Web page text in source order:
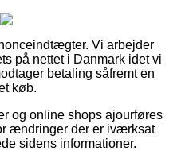
Vi arbejder
på nettet i Danmark idet vi
betaling såfremt en
køb.
og online shops ajourføres
ændringer der er iværksat
sidens informationer.